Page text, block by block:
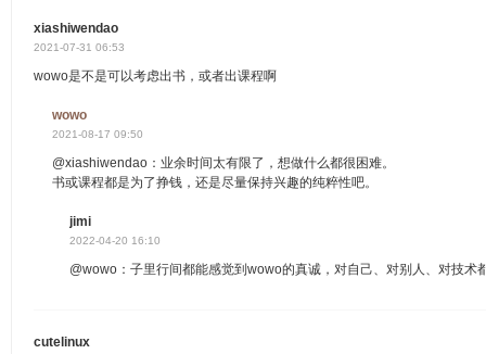
xiashiwendao
2021-07-31 06:53
wowo是不是可以考虑出书，或者出课程啊
wowo
2021-08-17 09:50
@xiashiwendao：业余时间太有限了，想做什么都很困难。
书或课程都是为了挣钱，还是尽量保持兴趣的纯粹性吧。
jimi
2022-04-20 16:10
@wowo：子里行间都能感觉到wowo的真诚，对自己、对别人、对技术
cutelinux